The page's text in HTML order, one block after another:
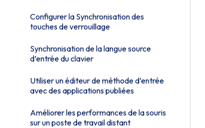
Configurer la Synchronisation des
touches de verrouillage
Synchronisation de la langue source
d’entrée du clavier
Utiliser un éditeur de méthode d’entrée
avec des applications publiées
Améliorer les performances de la souris
sur un poste de travail distant